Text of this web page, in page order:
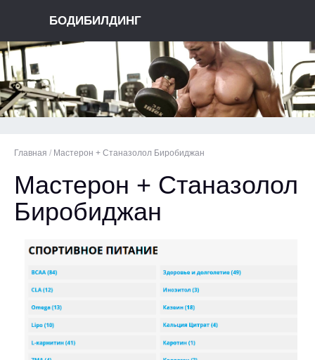
БОДИБИЛДИНГ
Главная / Мастерон + Станазолол Биробиджан
Мастерон + Станазолол
Биробиджан